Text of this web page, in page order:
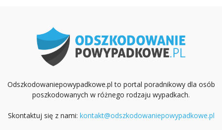
Odszkodowaniepowypadkowe.pl to portal poradnikowy dla osób
poszkodowanych w różnego rodzaju wypadkach.
Skontaktuj się z nami: kontakt@odszkodowaniepowypadkowe.pl